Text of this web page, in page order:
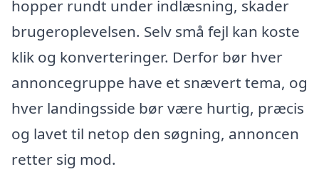
hopper rundt under indlæsning, skader
brugeroplevelsen. Selv små fejl kan koste
klik og konverteringer. Derfor bør hver
annoncegruppe have et snævert tema, og
hver landingsside bør være hurtig, præcis
og lavet til netop den søgning, annoncen
retter sig mod.